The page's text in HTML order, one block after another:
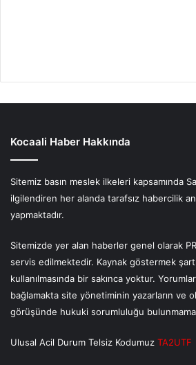
Kocaali Haber Hakkında
Sitemiz basın meslek ilkeleri kapsamında
ilgilendiren her alanda tarafsız habercilik
yapmaktadır.
Sitemizde yer alan haberler genel olarak
servis edilmektedir. Kaynak göstermek
kullanılmasında bir sakınca yoktur.
bağlamakta site yönetiminin yazarların ve
görüşünde hukuki sorumluluğu
Ulusal Acil Durum Telsiz Kodumuz TA2UTF